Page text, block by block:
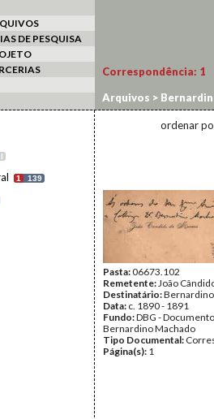
DE PESQUISA
I
1 139
Correspondência: 1
Arquivos >
ordenar
Pasta:06673.102
Remetente:João
Destinatário:
Data: c. 1890 - 1891
Fundo:DBG -
Bernardino Machado
Tipo Documental:
Página(s): 1